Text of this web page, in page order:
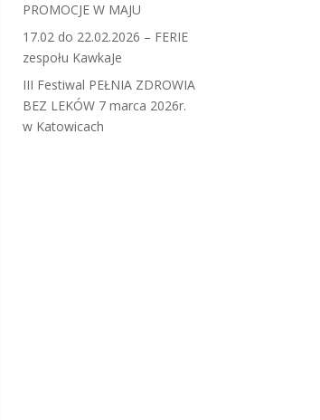
PROMOCJE W MAJU
17.02 do 22.02.2026 – FERIE
zespołu KawkaJe
III Festiwal PEŁNIA ZDROWIA
BEZ LEKÓW 7 marca 2026r.
w Katowicach